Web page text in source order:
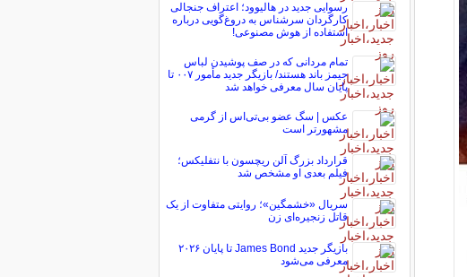
رسوایی جدید در هالیوود؛ اعتراف جنجالی
کارگردان سرشناس به دروغ‌گویی درباره
استفاده از هوش مصنوعی!
تمام مردانی که در صف پوشیدن لباس
جیمز باند هستند/ بازیگر جدید مأمور ۰۰۷ تا
پایان سال معرفی خواهد شد
عکس | سگ عضو بی‌تی‌اس از گرمی
مشهورتر است
قرارداد بزرگ آلن ریچسون با نتفلیکس؛
فیلم بعدی او مشخص شد
سریال «خشمگین»؛ روایتی متفاوت از یک
قاتل زنجیره‌ای زن
بازیگر جدید James Bond تا پایان ۲۰۲۶
معرفی می‌شود